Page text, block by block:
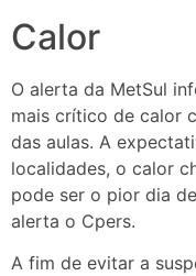
Calor
O alerta da MetSul
mais crítico de calor
das aulas. A
localidades, o calor
pode ser o pior dia
alerta o Cpers.
A fim de evitar a